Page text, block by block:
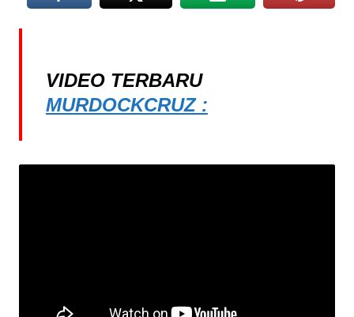
VIDEO TERBARU
MURDOCKCRUZ :